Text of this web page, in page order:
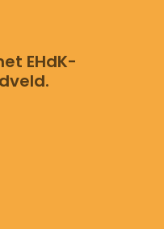
EHdK-